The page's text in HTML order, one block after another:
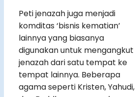
Peti jenazah juga menjadi
komditas ‘bisnis kematian’
lainnya yang biasanya
digunakan untuk mengangkut
jenazah dari satu tempat ke
tempat lainnya. Beberapa
agama seperti Kristen, Yahudi,